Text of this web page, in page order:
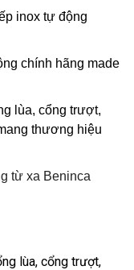
inox tự động
chính hãng made
lùa, cổng trượt,
thương hiệu
từ xa Beninca
lùa, cổng trượt,